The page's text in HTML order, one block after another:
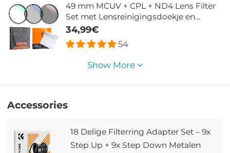
49 mm MCUV + CPL + ND4 Lens Filter
Set met Lensreinigingsdoekje en
Filterzak Nano Klear Serie
34,99€
54
Show More
Accessories
18 Delige Filterring Adapter Set – 9x
Step Up + 9x Step Down Metalen